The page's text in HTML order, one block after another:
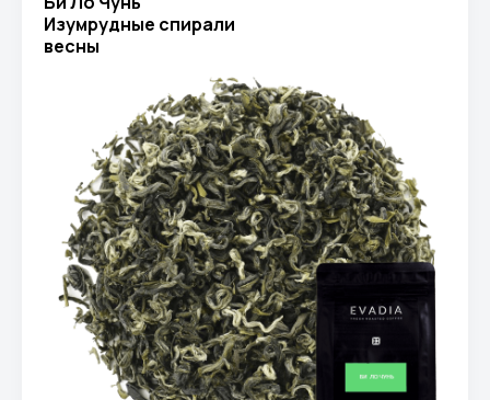
Изумрудные спирали
весны